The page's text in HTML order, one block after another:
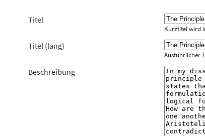
Titel
Kurztitel wird
Titel (lang)
Ausführlicher
Beschreibung